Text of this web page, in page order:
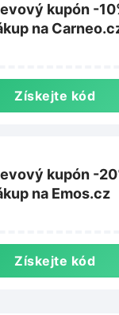
kupón -
na
Získejte kód
kupón -
na Emos.cz
Získejte kód